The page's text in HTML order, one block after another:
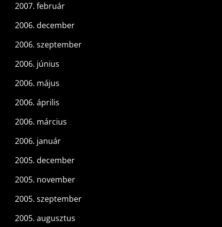
2007. február
2006. december
2006. szeptember
2006. június
2006. május
2006. április
2006. március
2006. január
2005. december
2005. november
2005. szeptember
2005. augusztus